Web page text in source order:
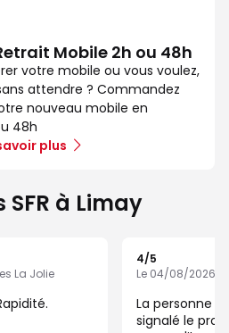
Mobile 2h ou 48h
votre mobile ou vous voulez,
attendre ? Commandez
nouveau mobile en
48h
plus
SFR à Limay
La Jolie
4/5
Le 04/08/2026 -
La personne m'a signalé
signalé le